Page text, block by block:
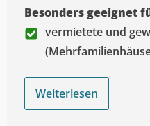
Besonders geeignet
vermietete und
Weiterlesen